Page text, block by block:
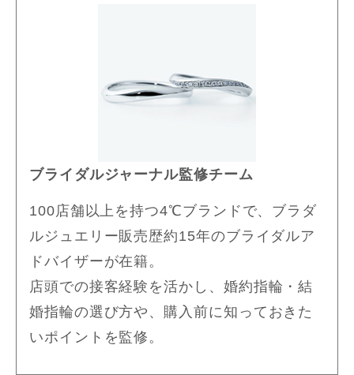
ブライダルジャーナル監修チーム
100店舗以上を持つ4℃ブランドで、ブラダ
ルジュエリー販売歴約15年のブライダルア
ドバイザーが在籍。
店頭での接客経験を活かし、婚約指輪・結
婚指輪の選び方や、購入前に知っておきた
いポイントを監修。